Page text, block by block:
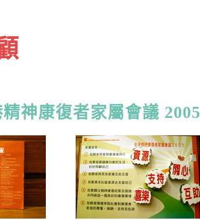
神康復者家屬會議 2005